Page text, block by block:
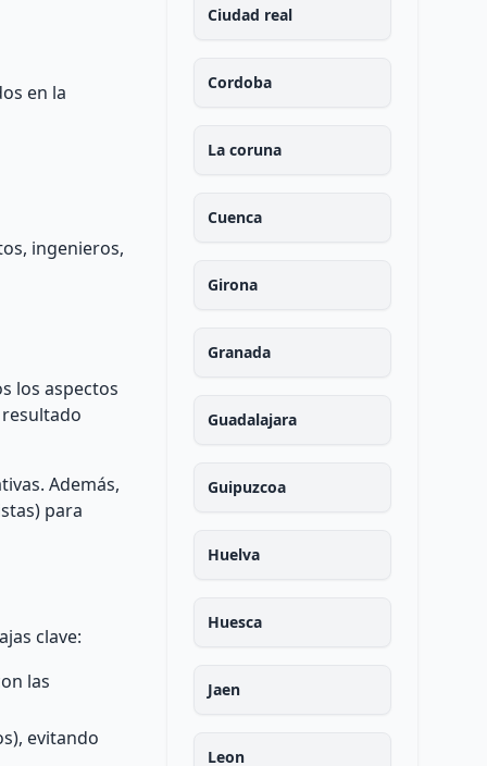
en la
ingenieros,
los aspectos
Además,
para
clave:
las
evitando
Ciudad real
Cordoba
La coruna
Cuenca
Girona
Granada
Guadalajara
Guipuzcoa
Huelva
Huesca
Jaen
Leon